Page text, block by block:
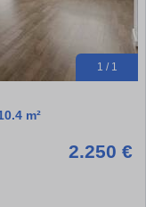
1 / 1
m²
2.250 €